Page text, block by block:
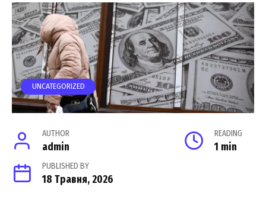
UNCATEGORIZED
AUTHOR
admin
READING
1 min
PUBLISHED BY
18 Травня, 2026